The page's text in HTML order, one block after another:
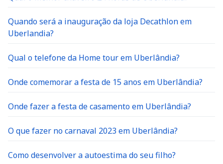
Quando será a inauguração da loja Decathlon em
Uberlandia?
Qual o telefone da Home tour em Uberlândia?
Onde comemorar a festa de 15 anos em Uberlândia?
Onde fazer a festa de casamento em Uberlândia?
O que fazer no carnaval 2023 em Uberlândia?
Como desenvolver a autoestima do seu filho?